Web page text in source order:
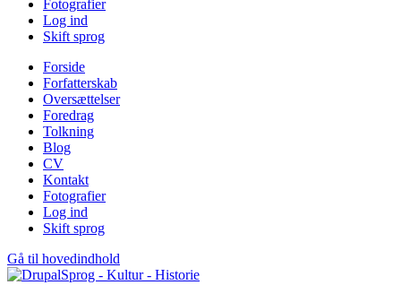
Fotografier
Log ind
Skift sprog
Forside
Forfatterskab
Oversættelser
Foredrag
Tolkning
Blog
CV
Kontakt
Fotografier
Log ind
Skift sprog
Gå til hovedindhold
Sprog - Kultur - Historie